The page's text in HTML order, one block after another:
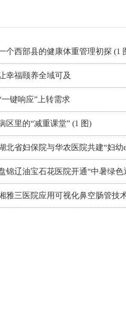
个西部县的健康体重管理初探 (1
幸福颐养全域可及
一键响应”上转需求
区里的“减重课堂” (1 图)
北省妇保院与华农医院共建“妇幼
锦辽油宝石花医院开通“中暑绿色
雅三医院应用可视化鼻空肠管技